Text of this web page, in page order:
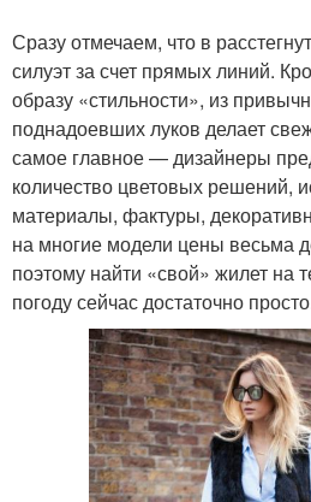
Сразу отмечаем, что в
силуэт за счет прямых линий.
образу «стильности», из
поднадоевших луков делает
самое главное — дизайнеры
количество цветовых решений,
материалы, фактуры,
на многие модели цены весьма
поэтому найти «свой» жилет на
погоду сейчас достаточно